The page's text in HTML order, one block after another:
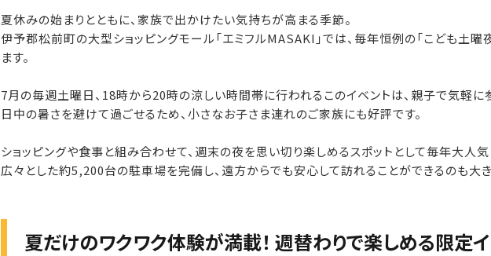
夏休みの始まりとともに、家族で出かけたい気持ちが高まる季節。
伊予郡松前町の大型ショッピングモール「エミフルMASAKI」では、毎年恒例の「こども土
ます。
7月の毎週土曜日、18時から20時の涼しい時間帯に行われるこのイベントは、親子で気軽に
日中の暑さを避けて過ごせるため、小さなお子さま連れのご家族にも好評です。
ショッピングや食事と組み合わせて、週末の夜を思い切り楽しめるスポットとして毎年大人気
広々とした約5,200台の駐車場を完備し、遠方からでも安心して訪れることができるのも大
夏だけのワクワク体験が満載！ 週替わりで楽しめる限定